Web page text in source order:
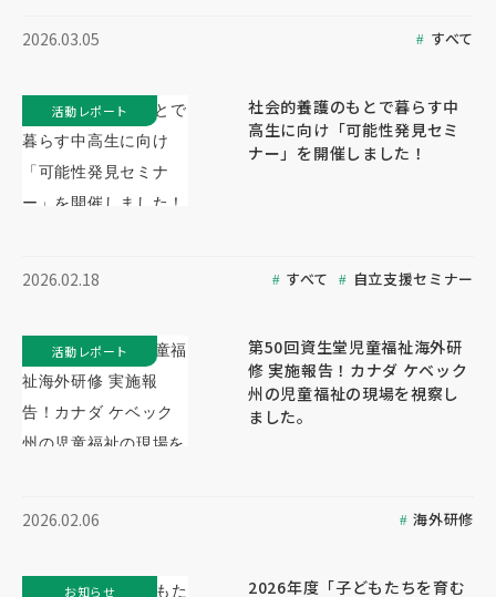
2026.03.05 すべて
社会的養護のもとで暮らす中
高生に向け「可能性発見セミ
ナー」を開催しました！
2026.02.18 すべて 自立支援セミナー
活動レポート
第50回資生堂児童福祉海外研
修 実施報告！カナダ ケベック
州の児童福祉の現場を視察し
ました。
2026.02.06 海外研修
活動レポート
2026年度「子どもたちを育む
お知らせ